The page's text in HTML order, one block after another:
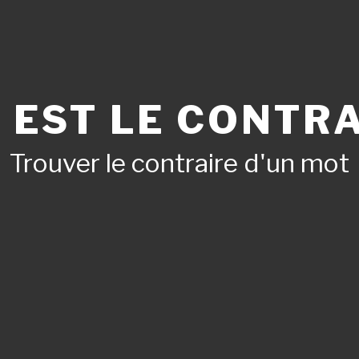
EST LE
Trouver le contraire d'un mot